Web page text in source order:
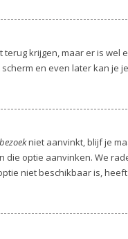
terug krijgen, maar er is
en even later kan je
niet aanvinkt, blijf je
die optie aanvinken. We
niet beschikbaar is,